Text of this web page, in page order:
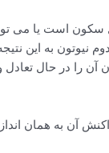
سکون است یا می
به این
را در حال
آن به همان